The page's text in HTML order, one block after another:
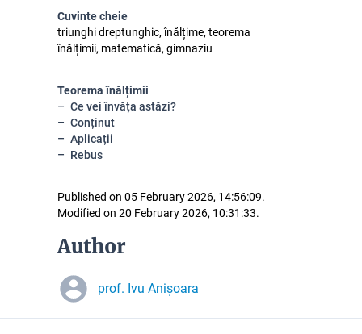
Cuvinte cheie
triunghi dreptunghic, înălțime, teorema
înălțimii, matematică, gimnaziu
Teorema înălțimii
Ce vei învăța astăzi?
Conținut
Aplicații
Rebus
Published on 05 February 2026, 14:56:09.
Modified on 20 February 2026, 10:31:33.
Author
prof. Ivu Anișoara